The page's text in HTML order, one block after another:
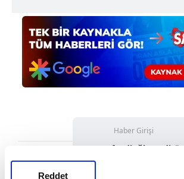
Reddet
Haber Girişi
Mete Efendioğlu - Editör